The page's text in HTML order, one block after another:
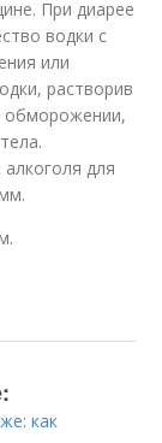
При диарее
водки с
или
растворив
обморожении,
для
как